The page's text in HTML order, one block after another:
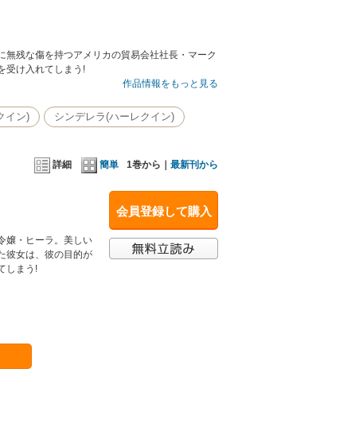
残な傷を持つアメリカの貿易会社社長・マーク
受け入れてしまう!
作品情報をもっと見る
イン) シンデレラ(ハーレクイン)
詳細 簡単 1巻から｜ 最新刊から
会員登録して購入
嬢・ヒーラ。美しい
彼女は、彼の目的が
しまう!